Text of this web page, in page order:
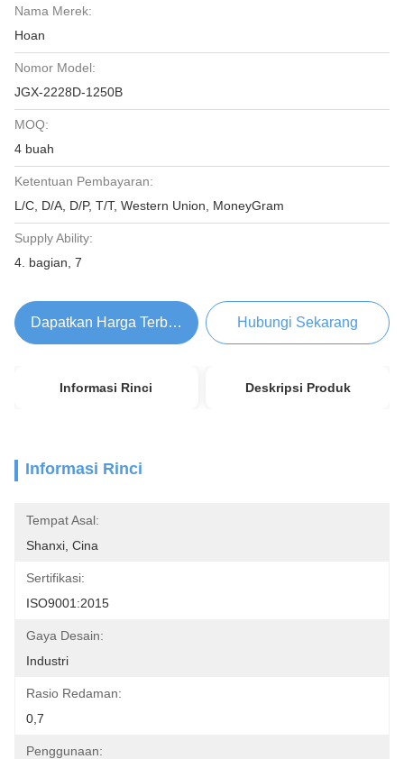
Nama Merek:
Hoan
Nomor Model:
JGX-2228D-1250B
MOQ:
4 buah
Ketentuan Pembayaran:
L/C, D/A, D/P, T/T, Western Union, MoneyGram
Supply Ability:
4. bagian, 7
Dapatkan Harga Terbaik Hubungi Sekarang
Informasi Rinci Deskripsi Produk
Informasi Rinci
Tempat Asal:
Shanxi, Cina
Sertifikasi:
ISO9001:2015
Gaya Desain:
Industri
Rasio Redaman:
0,7
Penggunaan: